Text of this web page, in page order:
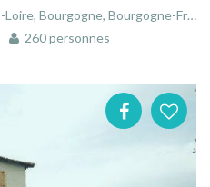
Bourgogne-Franche-Comté, France
260 personnes